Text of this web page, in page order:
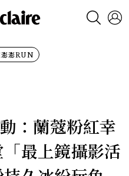
澎RUN
：蘭蔻粉紅幸
最上鏡攝影活